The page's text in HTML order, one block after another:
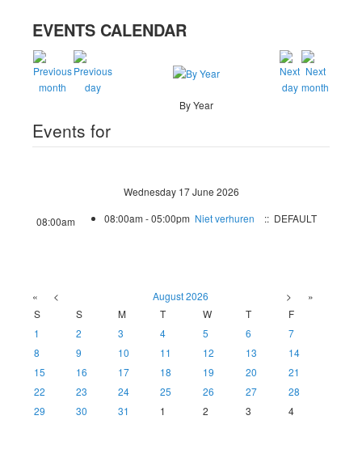
EVENTS CALENDAR
By Year
Events for
Wednesday 17 June 2026
08:00am 08:00am - 05:00pm Niet verhuren :: DEFAULT
« < August 2026 >
»
S
S M T W T
F
1
2 3 4 5 6
7
8
9 10 11 12 13
14
15
16 17 18 19 20
21
22
23 24 25 26 27
28
29
30 31 1 2 3 4